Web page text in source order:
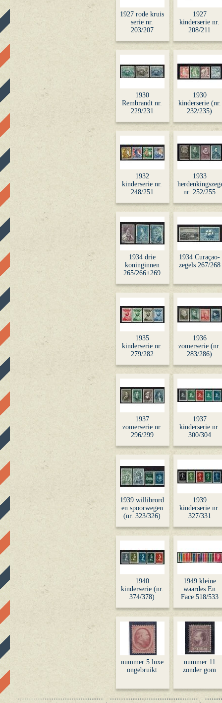
1927 rode kruis
serie nr.
203/207
1927
kinderserie nr.
208/211
1930
Rembrandt nr.
229/231
1930
kinderserie (nr.
232/235)
1932
kinderserie nr.
248/251
1933
nr. 252/255
1934 drie
koninginnen
265/266+269
1934 Curaçao-
zegels 267/268
1935
kinderserie nr.
279/282
1936
zomerserie (nr.
283/286)
1937
zomerserie nr.
296/299
1937
kinderserie nr.
300/304
1939 willibrord
en spoorwegen
(nr. 323/326)
1939
kinderserie nr.
327/331
1940
kinderserie (nr.
374/378)
1949 kleine
waardes En
Face 518/533
nummer 5 luxe
ongebruikt
nummer 11
zonder gom